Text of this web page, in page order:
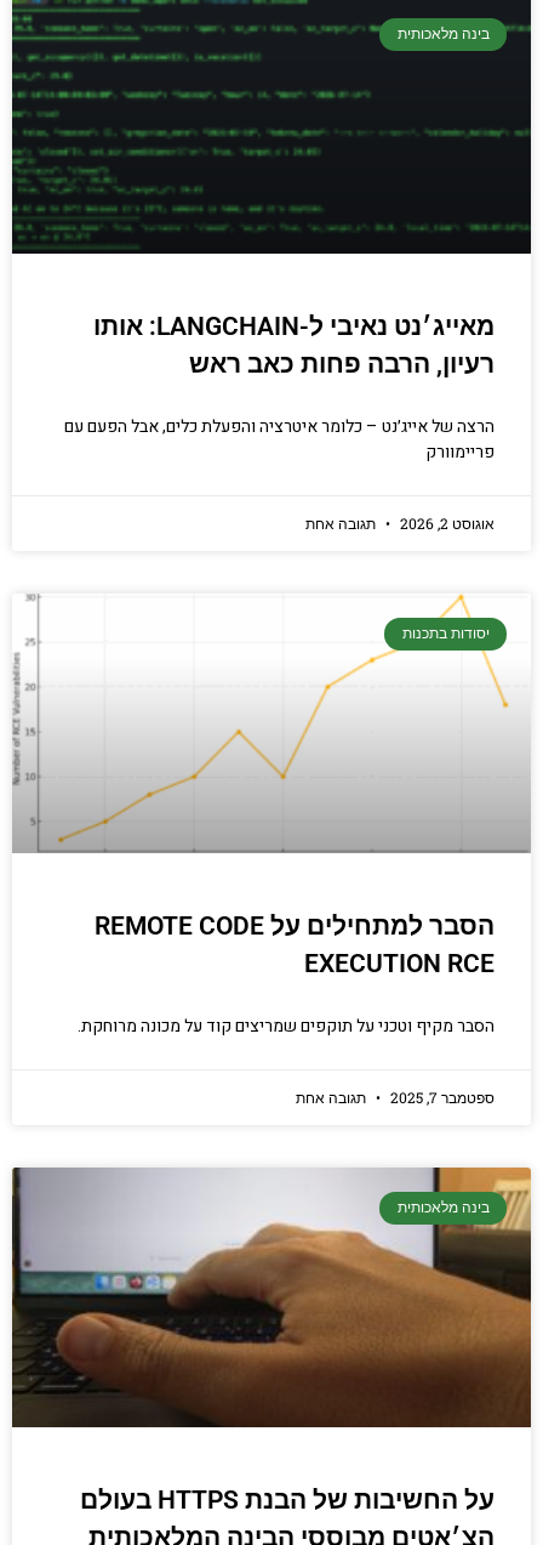
בינה מלאכותית
מאייג׳נט נאיבי ל-LANGCHAIN: אותו
רעיון, הרבה פחות כאב ראש
הרצה של אייג׳נט – כלומר איטרציה והפעלת כלים, אבל הפעם עם
פריימוורק
אוגוסט 2, 2026 תגובה אחת
יסודות בתכנות
הסבר למתחילים על REMOTE CODE
EXECUTION RCE
הסבר מקיף וטכני על תוקפים שמריצים קוד על מכונה מרוחקת.
ספטמבר 7, 2025 תגובה אחת
בינה מלאכותית
על החשיבות של הבנת HTTPS בעולם
הצ׳אטים מבוססי הבינה המלאכותית